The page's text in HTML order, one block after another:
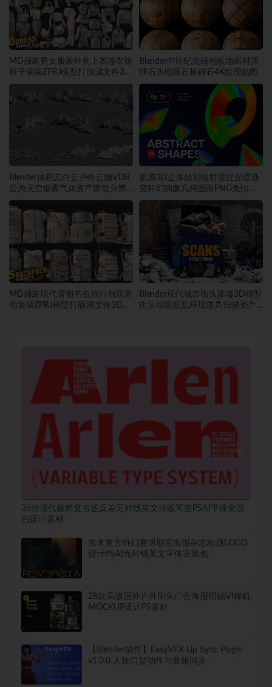
MD服装男女服装外套上衣连衣裙
裤子套装ZPRJ模型打版源文件3D
服装
Blender中世纪瓷砖地板地面材质
球石头地面石板砖石4K纹理贴图
Blender体积云白云户外云烟VDB
云海天空烟雾气体资产库低分辨
率云素材
质感3D立体炫彩镭射霓虹光谱渐
变科幻抽象几何图形PNG免扣设
计素材
MD服装现代背包书包旅行包双肩
包套装ZPRJ模型打版源文件3D服
Blender现代城市街头废墟3D模型
街头垃圾脏乱环境道具扫描资产
36款现代极简复古逆反差无衬线英文排版可变PSAI字体安装
包设计素材
未来复古科幻赛博朋克海报杂志标题LOGO
设计PSAI无衬线英文字体安装包
28款高级国外户外街头广告海报招贴VI样机
MOCKUP设计PS素材
【Blender插件】EasyVFX Lip Sync Plugin
v1.0.0 人物口型动作与音频同步